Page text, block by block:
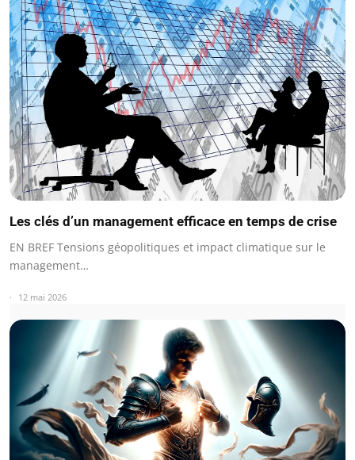
Les clés d’un management efficace en temps de crise
EN BREF Tensions géopolitiques et impact climatique sur le
management…
12 mai 2026